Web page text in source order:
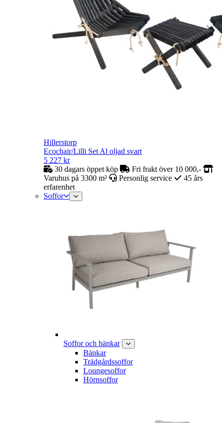
Hillerstorp
Ecochair/Lilli Set Al oljad svart
5 227 kr
30 dagars öppet köp
Fri frakt över 10 000,-
Varuhus på 3300 m²
Personlig service
45 års
erfarenhet
Soffor
Soffor och bänkar
Bänkar
Trädgårdssoffor
Loungesoffor
Hörnsoffor